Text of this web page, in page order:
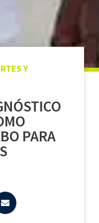
hayan recopilado a
sus servicios.
Y
PARA